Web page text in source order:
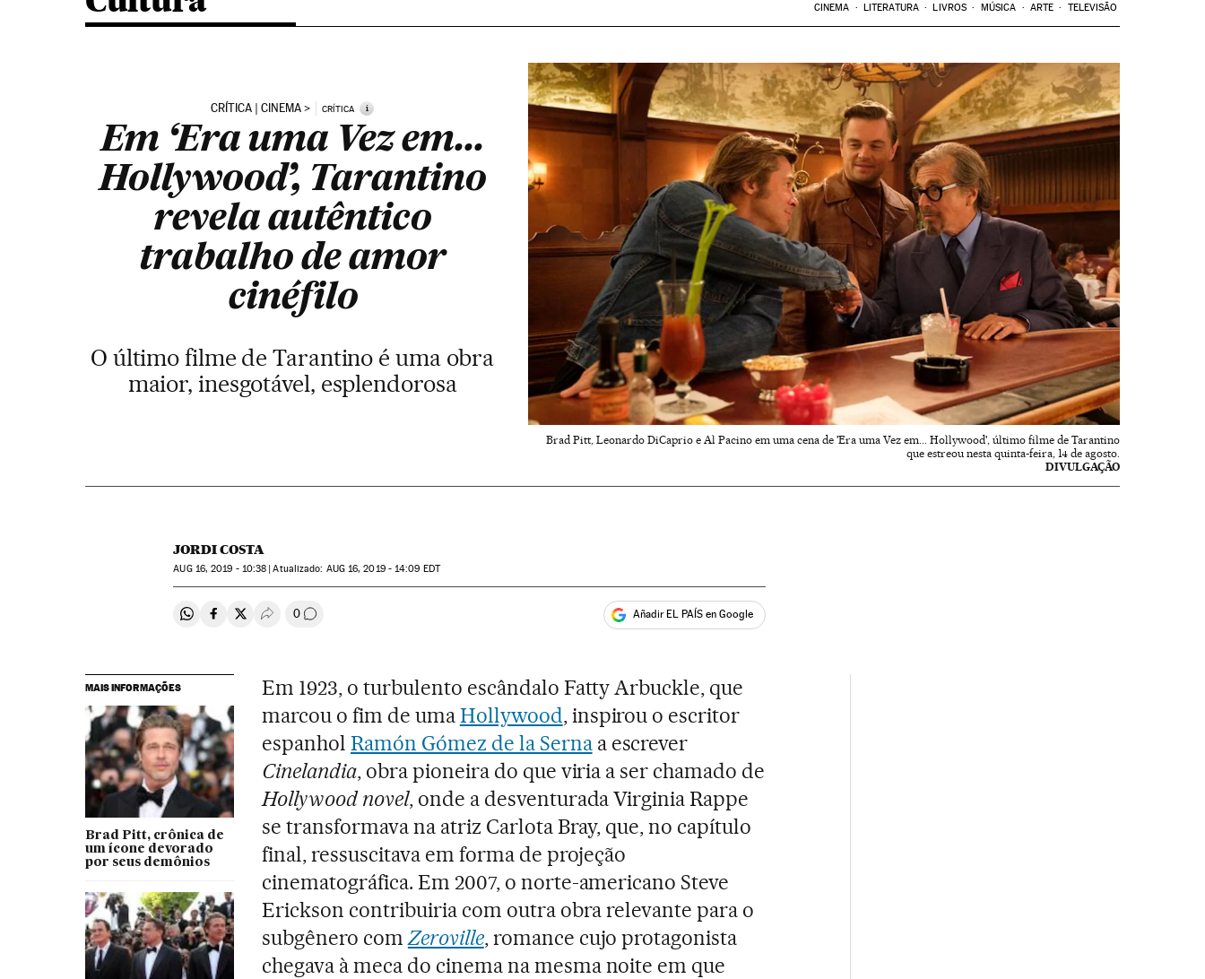
CINEMA LITERATURA LIVROS MÚSICA ARTE TELEVISÃO
CRÍTICA | CINEMA CRÍTICA i
Em ‘Era uma Vez em...
Hollywood’, Tarantino
revela autêntico
trabalho de amor
cinéfilo
O último filme de Tarantino é uma obra
maior, inesgotável, esplendorosa
Brad Pitt, Leonardo DiCaprio e Al Pacino em uma cena de 'Era uma Vez em... Hollywood', último filme de Tarantino
que estreou nesta quinta-feira, 14 de agosto.
DIVULGAÇÃO
JORDI COSTA
AUG16, 2019 - 10:38 atualizado: AUG16, 2019 - 14:09 EDT
Compartir en Whatsapp
Compartir en Facebook
Compartir en Twitter
Desplegar Redes Sociales
0 Comentários Añadir EL PAÍS en Google
MAIS INFORMAÇÕES
Brad Pitt, crônica de
um ícone devorado
por seus demônios
Em 1923, o turbulento escândalo Fatty Arbuckle, que
marcou o fim de umaHollywood, inspirou o escritor
espanhol Ramón Gómez de la Sernaa escrever
Cinelandia, obra pioneira do que viria a ser chamado de
Hollywood novel, onde a desventurada Virginia Rappe
se transformava na atriz Carlota Bray, que, no capítulo
final, ressuscitava em forma de projeção
cinematográfica. Em 2007, o norte-americano Steve
Erickson contribuiria com outra obra relevante para o
subgênero comZeroville, romance cujo protagonista
chegava à meca do cinema na mesma noite em que